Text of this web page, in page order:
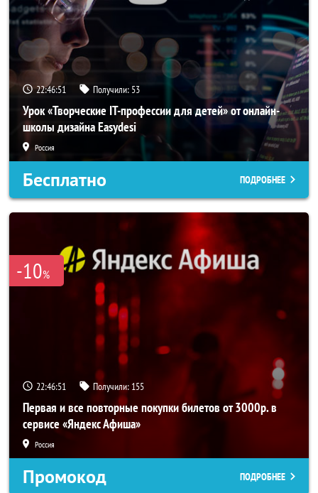
22:46:51 Получили: 53
Урок «Творческие IT-профессии для детей» от онлайн-
школы дизайна Easydesi
Россия
Бесплатно ПОДРОБНЕЕ
-10%
22:46:51 Получили: 155
Первая и все повторные покупки билетов от 3000р. в
сервисе «Яндекс Афиша»
Россия
Промокод ПОДРОБНЕЕ